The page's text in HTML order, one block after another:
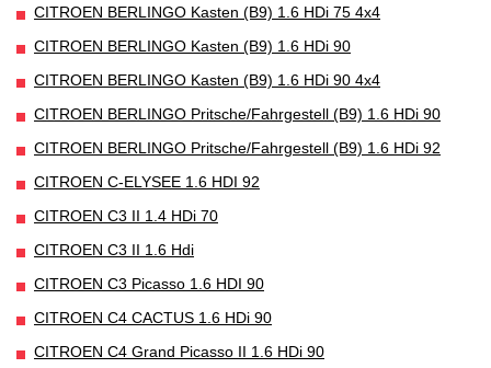
CITROEN BERLINGO Kasten (B9) 1.6 HDi 75 4x4
CITROEN BERLINGO Kasten (B9) 1.6 HDi 90
CITROEN BERLINGO Kasten (B9) 1.6 HDi 90 4x4
CITROEN BERLINGO Pritsche/Fahrgestell (B9) 1.6 HDi 90
CITROEN BERLINGO Pritsche/Fahrgestell (B9) 1.6 HDi 92
CITROEN C-ELYSEE 1.6 HDI 92
CITROEN C3 II 1.4 HDi 70
CITROEN C3 II 1.6 Hdi
CITROEN C3 Picasso 1.6 HDI 90
CITROEN C4 CACTUS 1.6 HDi 90
CITROEN C4 Grand Picasso II 1.6 HDi 90